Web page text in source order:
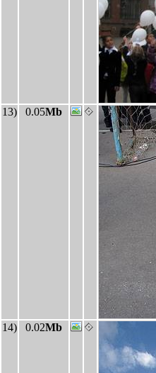
13) 0.05Mb
14) 0.02Mb